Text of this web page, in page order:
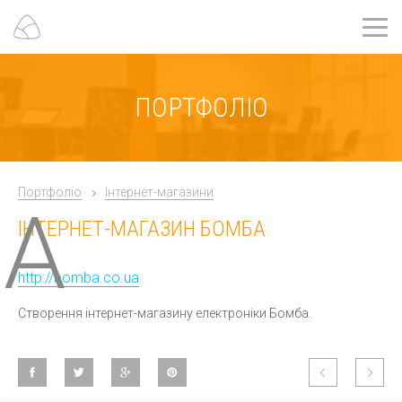
ПОРТФОЛІО
Портфоліо Інтернет-магазини
ІНТЕРНЕТ-МАГАЗИН БОМБА
http://bomba.co.ua
Створення інтернет-магазину електроніки Бомба.